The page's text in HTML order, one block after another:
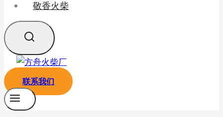
敬香火柴
联系我们